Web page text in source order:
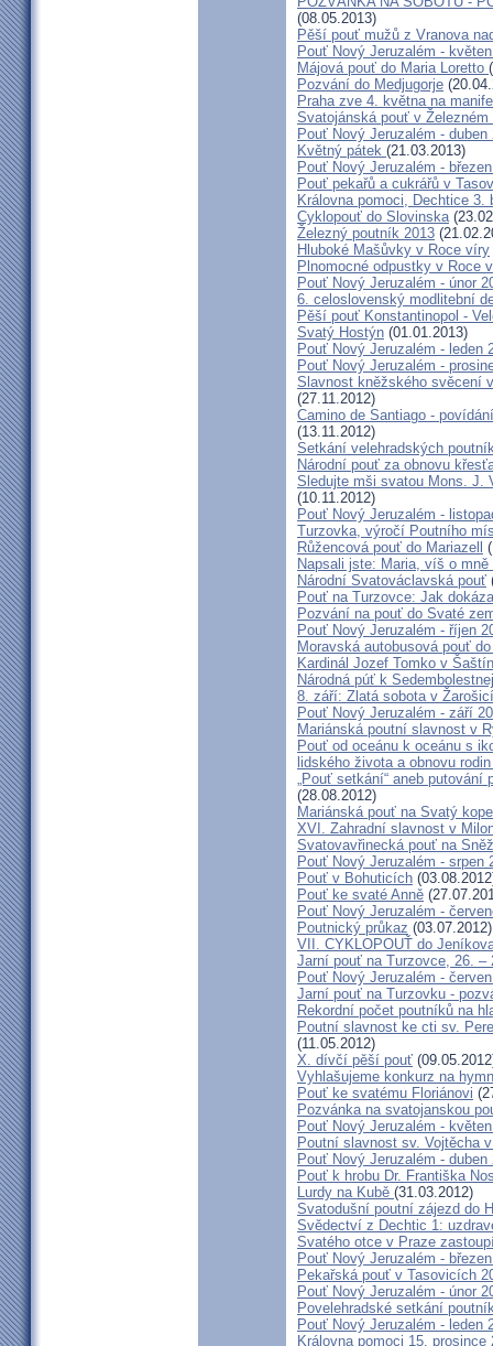
(08.05.2013)
Pěší pouť mužů z Vranova
Pouť Nový Jeruzalém -
Májová pouť do Maria Loretto
Pozvání do Medjugorje
Praha zve 4. května na
Svatojánská pouť v Železném
Pouť Nový Jeruzalém - duben
Květný pátek (21.03.2013)
Pouť Nový Jeruzalém -
Pouť pekařů a cukrářů v
Královna pomoci, Dechtice
Cyklopouť do Slovinska
Železný poutník 2013
Hluboké Mašůvky v Roce víry
Plnomocné odpustky v Roce
Pouť Nový Jeruzalém - únor
6. celoslovenský modlitební
Pěší pouť Konstantinopol -
Svatý Hostýn (01.01.2013)
Pouť Nový Jeruzalém - leden
Pouť Nový Jeruzalém -
Slavnost kněžského svěcení
(27.11.2012)
Camino de Santiago -
(13.11.2012)
Setkání velehradských
Národní pouť za obnovu
Sledujte mši svatou Mons. J.
(10.11.2012)
Pouť Nový Jeruzalém -
Turzovka, výročí Poutního
Růžencová pouť do Mariazell
Napsali jste: Maria, víš o mně
Národní Svatováclavská pouť
Pouť na Turzovce: Jak
Pozvání na pouť do Svaté
Pouť Nový Jeruzalém - říjen
Moravská autobusová pouť
Kardinál Jozef Tomko v
Národná púť k
8. září: Zlatá sobota v
Pouť Nový Jeruzalém - září
Mariánská poutní slavnost v
Pouť od oceánu k oceánu s
lidského života a obnovu
„Pouť setkání“ aneb putování
(28.08.2012)
Mariánská pouť na Svatý
XVI. Zahradní slavnost v
Svatovavřinecká pouť na
Pouť Nový Jeruzalém - srpen
Pouť v Bohuticích
Pouť ke svaté Anně
Pouť Nový Jeruzalém -
Poutnický průkaz (03.07.2012)
VII. CYKLOPOUŤ do
Jarní pouť na Turzovce, 26. –
Pouť Nový Jeruzalém -
Jarní pouť na Turzovku -
Rekordní počet poutníků na
Poutní slavnost ke cti sv.
(11.05.2012)
X. dívčí pěší pouť
Vyhlašujeme konkurz na
Pouť ke svatému Floriánovi
Pozvánka na svatojanskou
Pouť Nový Jeruzalém -
Poutní slavnost sv. Vojtěcha
Pouť Nový Jeruzalém - duben
Pouť k hrobu Dr. Františka
Lurdy na Kubě (31.03.2012)
Svatodušní poutní zájezd do
Svědectví z Dechtic 1:
Svatého otce v Praze
Pouť Nový Jeruzalém -
Pekařská pouť v Tasovicích
Pouť Nový Jeruzalém - únor
Povelehradské setkání
Pouť Nový Jeruzalém - leden
Královna pomoci 15. prosince